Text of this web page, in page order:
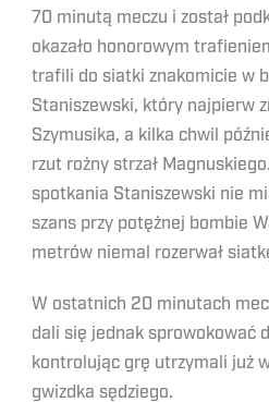
70 minutą meczu i został
okazało honorowym
trafili do siatki znakomicie w
Staniszewski, który najpierw
Szymusika, a kilka chwil
rzut rożny strzał
spotkania Staniszewski nie
szans przy potężnej bombie
metrów niemal rozerwał
W ostatnich 20 minutach
dali się jednak sprowokować
kontrolując grę utrzymali już
gwizdka sędziego.